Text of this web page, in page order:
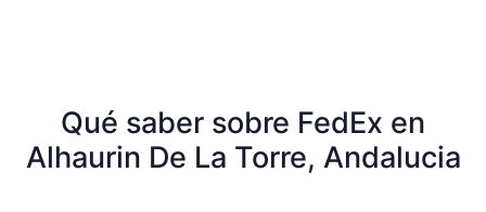
Qué saber sobre FedEx en
Alhaurin De La Torre, Andalucia